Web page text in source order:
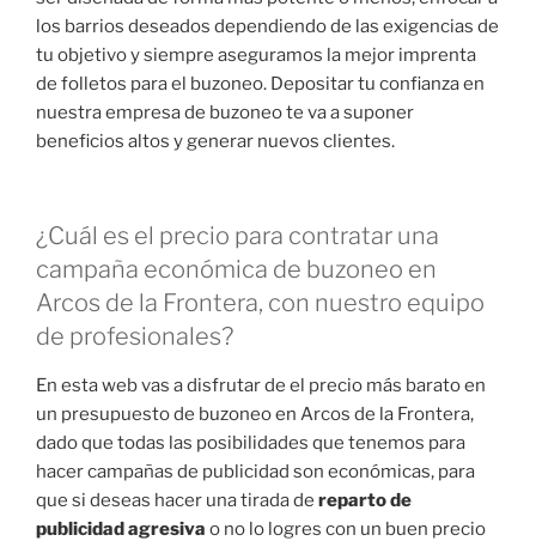
los barrios deseados dependiendo de las exigencias de
tu objetivo y siempre aseguramos la mejor imprenta
de folletos para el buzoneo. Depositar tu confianza en
nuestra empresa de buzoneo te va a suponer
beneficios altos y generar nuevos clientes.
¿Cuál es el precio para contratar una
campaña económica de buzoneo en
Arcos de la Frontera, con nuestro equipo
de profesionales?
En esta web vas a disfrutar de el precio más barato en
un presupuesto de buzoneo en Arcos de la Frontera,
dado que todas las posibilidades que tenemos para
hacer campañas de publicidad son económicas, para
que si deseas hacer una tirada de reparto de
publicidad agresiva o no lo logres con un buen precio